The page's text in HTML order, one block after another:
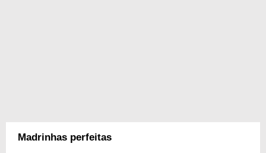
Madrinhas perfeitas